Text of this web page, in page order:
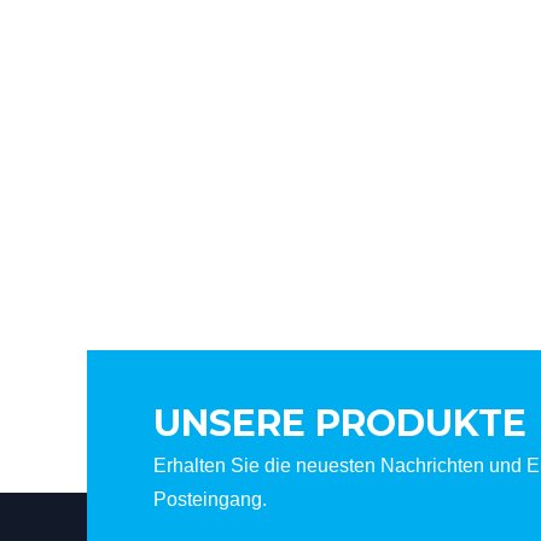
UNSERE PRODUKTE
Erhalten Sie die neuesten Nachrichten und
Posteingang.